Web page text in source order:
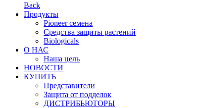
Back
Продукты
Pioneer семена
Средства защиты растений
Biologicals
О НАС
Наша цель
НОВОСТИ
КУПИТЬ
Представители
Защита от подделок
ДИСТРИБЬЮТОРЫ